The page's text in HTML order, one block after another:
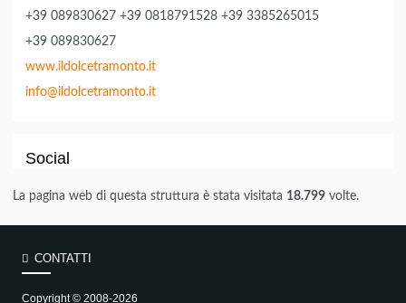
+39 089830627 +39 0818791528 +39 3385265015
+39 089830627
www.ildolcetramonto.it
info@ildolcetramonto.it
Social
La pagina web di questa struttura è stata visitata 18.799 volte.
CONTATTI
Copyright © 2008-2026